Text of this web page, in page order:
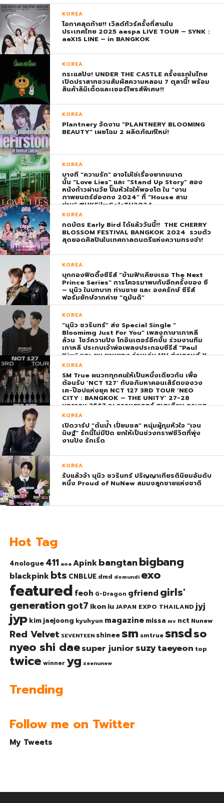
KOREA
โอกาศสุดท้าย!! เวิลด์ทัวร์ครั้งที่สามใน
ประเทศไทย 2025 aespa LIVE TOUR – SYNK :
aeXIS LINE – in BANGKOK
KOREA
กระแสปัง! UNDER THE CASTLE ครั้งแรกในไทย
เปิดปราสาทชวนสัมผัสความหลอน 7 ตุลานี้! พร้อม
สินค้าลิมิเต็ดและเซอร์ไพรส์พิเศษ!!
KOREA
Plantnery จัดงาน “PLANTNERY BLOOMING
BEAUTY” เผยโฉม 2 ผลิตภัณฑ์ใหม่!
KOREA
บางที “ความรัก” อาจไม่ใช่เรื่องยากขนาด
นั้น “Love Lies” และ “Stand Up Story” สอง
หนังก้าวผ่านวัย ปั๊มหัวใจให้พองโต ใน “งาน
ภาพยนตร์ฮ่องกง 2024” ที่ “House สาม
ย่าน” #HKFilmGalaTH2024
KOREA
กดบัตร Early Bird ได้แล้ววันนี้!! THE CHERRY
BLOSSOM FESTIVAL BANGKOK 2024 รวมตัว
สุดยอดศิลปินในเทศกาลดนตรีแห่งความทรงจำ!
KOREA
บุกกองฟิตติ้งซีรีส์ “ข้ามฟ้าเคียงเธอ The Next
Prince Series” การโคจรมาพบกับอีกครั้งของ ซี
– นุนิว ในบทบาท ท่านชาย และ องครักษ์ ซีรีส์
ฟอร์มยักษ์จากค่าย “ดูมันดิ”
KOREA
“นุนิว ชวรินทร์” ส่ง Special Single “
Bloomimg Just For You” เพลงภาษาเกาหลี
ล้วน โชว์ความปัง โกอินเตอร์อีกขั้น ร่วมงานทีม
เกาหลี ประกบเจ้าพ่อเพลงประกอบซีรีส์ “Paul
Kim” และ ยุน ชานยอง ร่วมเล่น MV ส่งเทรนด์ X
พุ่ง ติดอันดับ 1 โลก
KOREA
SM True ผนวกทุกคนให้เป็นหนึ่งเดียวกัน เพื่อ
ต้อนรับ ‘NCT 127’ กับอภิมหาคอนเสิร์ตของวง
เค-ป๊อปแห่งยุค NCT 127 3RD TOUR ‘NEO
CITY : BANGKOK – THE UNITY’ 27-28
มกราคม 2567 ณ ธรรมศาสตร์ สเตเดียม กระแส
ตอบรับยิ่งใหญ่สมการรอคอย บัตร SOLD OUT
ทุกที่นั่งทันทีที่เปิดจำหน่าย !
KOREA
เปิดวาร์ป “ต้นน้ำ เปี่ยมชล” หนุ่มผู้กุมหัวใจ “เจน
นิษฐ์” รักนี้ไม่มีปิด ยกให้เป็นช่วงกราฟชีวิตที่พุ่ง
งานปัง รักเริ่ด
KOREA
รับแล้วจ้า นุนิว ชวรินทร์ ปริญญาเกียรตินิยมอันดับ
หนึ่ง Proud of NuNew สมมงลูกชายแห่งชาติ
Hot Tag
4nologue 411 aoa Apinkbangtanbigbang
blackpinkbts CNBLUE dmd domundi exo
featured feoh G-Dragon gfriend girls'
generationgot7 ikoniu JAPAN EXPO THAILAND jyj
jyp kim jaejoong kyuhyun magazine missa mv nct Nunew
Red Velvet SEVENTEEN shinee sm smtrue snsdso
nyeo shi daesuper junior suzytaeyeon top
twice winner yg zeenunew
Trending
Follow me on Twitter
My Tweets